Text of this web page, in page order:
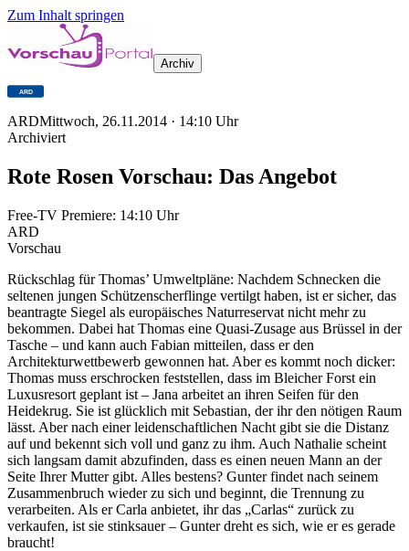
Zum Inhalt springen
Archiv
ARDMittwoch, 26.11.2014 · 14:10 Uhr
Archiviert
Rote Rosen Vorschau: Das Angebot
Free-TV Premiere: 14:10 Uhr
ARD
Vorschau
Rückschlag für Thomas’ Umweltpläne: Nachdem Schnecken die
seltenen jungen Schützenscherflinge vertilgt haben, ist er sicher, das
beantragte Siegel als europäisches Naturreservat nicht mehr zu
bekommen. Dabei hat Thomas eine Quasi-Zusage aus Brüssel in der
Tasche – und kann auch Fabian mitteilen, dass er den
Architekturwettbewerb gewonnen hat. Aber es kommt noch dicker:
Thomas muss erschrocken feststellen, dass im Bleicher Forst ein
Luxusresort geplant ist – Jana arbeitet an ihren Seifen für den
Heidekrug. Sie ist glücklich mit Sebastian, der ihr den nötigen Raum
lässt. Aber nach einer leidenschaftlichen Nacht gibt sie die Distanz
auf und bekennt sich voll und ganz zu ihm. Auch Nathalie scheint
sich langsam damit abzufinden, dass es einen neuen Mann an der
Seite Ihrer Mutter gibt. Alles bestens? Gunter findet nach seinem
Zusammenbruch wieder zu sich und beginnt, die Trennung zu
verarbeiten. Als er Carla anbietet, ihr das „Carlas“ zurück zu
verkaufen, ist sie stinksauer – Gunter dreht es sich, wie er es gerade
braucht!